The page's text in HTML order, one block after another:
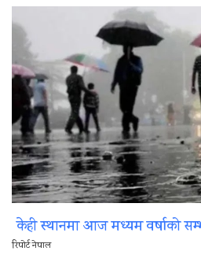
केही स्थानमा आज मध्यम वर्षाको
रिपोर्ट नेपाल